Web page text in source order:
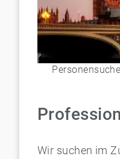
Wir suchen im